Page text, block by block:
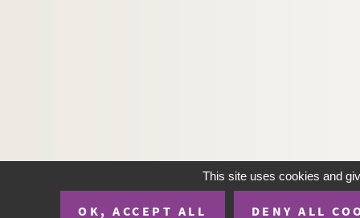
This site uses cookies and
OK, ACCEPT ALL DENY ALL